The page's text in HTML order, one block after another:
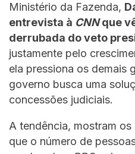
Ministério da Fazenda,
entrevista à CNNque
derrubada do veto
justamente pelo
ela pressiona os demais
governo busca uma
concessões judiciais.
A tendência, mostram
que o número de